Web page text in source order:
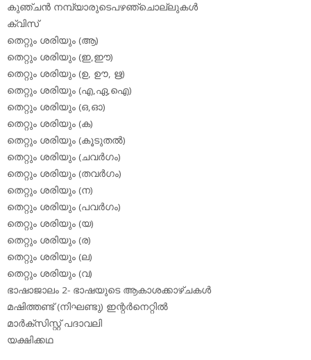
കുഞ്ചന്‍ നമ്പ്യാരുടെപഴഞ്ചൊല്ലുകള്‍
ക്വിസ്
തെറ്റും ശരിയും (ആ)
തെറ്റും ശരിയും (ഇ,ഈ)
തെറ്റും ശരിയും (ഉ, ഊ, ഋ)
തെറ്റും ശരിയും (എ,ഏ,ഐ)
തെറ്റും ശരിയും (ഒ,ഓ)
തെറ്റും ശരിയും (ക)
തെറ്റും ശരിയും (കൂടുതല്‍)
തെറ്റും ശരിയും (ചവര്‍ഗം)
തെറ്റും ശരിയും (തവര്‍ഗം)
തെറ്റും ശരിയും (ന)
തെറ്റും ശരിയും (പവര്‍ഗം)
തെറ്റും ശരിയും (യ)
തെറ്റും ശരിയും (ര)
തെറ്റും ശരിയും (ല)
തെറ്റും ശരിയും (വ)
ഭാഷാജാലം 2- ഭാഷയുടെ ആകാശക്കാഴ്ചകള്‍
മഷിത്തണ്ട് (നിഘണ്ടു) ഇന്റര്‍നെറ്റില്‍
മാര്‍ക്‌സിസ്റ്റ് പദാവലി
യക്ഷിക്കഥ